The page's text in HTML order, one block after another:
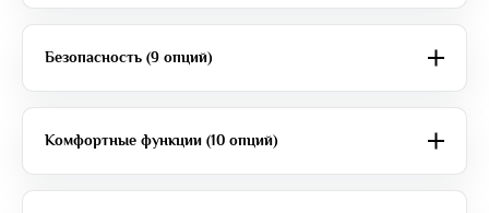
Безопасность (9 опций)
Комфортные функции (10 опций)